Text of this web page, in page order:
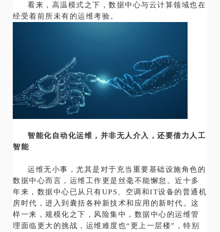
看来，高温模式之下，数据中心与云计算领域也在
经受着前所未有的运维考验。
智能化自动化运维，并非无人介入，还要借力人工
智能
运维无小事，尤其是对于充当重要基础设施角色的
数据中心而言，运维工作更是丝毫不能懈怠。近十多
年来，数据中心已从只有UPS、空调和IT设备的普通机
房时代，进入到囊括各种新技术和应用的新时代。这
样一来，规模化之下，风险集中，数据中心的运维管
理面临更大的挑战，运维难度也“更上一层楼”，特别